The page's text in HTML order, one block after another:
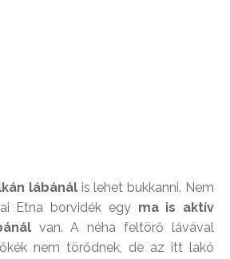
lábánális lehet bukkanni. Nem
Etna borvidék egyma is aktív
van. A néha feltörő lávával
nem törődnek, de az itt lakó